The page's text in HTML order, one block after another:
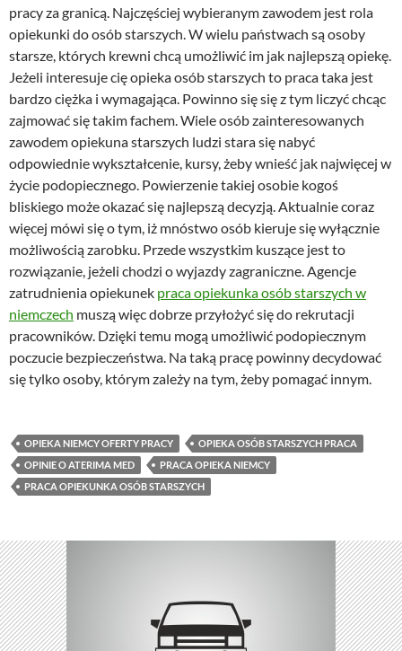
pracy za granicą. Najczęściej wybieranym zawodem jest rola
opiekunki do osób starszych. W wielu państwach są osoby
starsze, których krewni chcą umożliwić im jak najlepszą opiekę.
Jeżeli interesuje cię opieka osób starszych to praca taka jest
bardzo ciężka i wymagająca. Powinno się się z tym liczyć chcąc
zajmować się takim fachem. Wiele osób zainteresowanych
zawodem opiekuna starszych ludzi stara się nabyć
odpowiednie wykształcenie, kursy, żeby wnieść jak najwięcej w
życie podopiecznego. Powierzenie takiej osobie kogoś
bliskiego może okazać się najlepszą decyzją. Aktualnie coraz
więcej mówi się o tym, iż mnóstwo osób kieruje się wyłącznie
możliwością zarobku. Przede wszystkim kuszące jest to
rozwiązanie, jeżeli chodzi o wyjazdy zagraniczne. Agencje
zatrudnienia opiekunek praca opiekunka osób starszych w
niemczech muszą więc dobrze przyłożyć się do rekrutacji
pracowników. Dzięki temu mogą umożliwić podopiecznym
poczucie bezpieczeństwa. Na taką pracę powinny decydować
się tylko osoby, którym zależy na tym, żeby pomagać innym.
OPIEKA NIEMCY OFERTY PRACY
OPIEKA OSÓB STARSZYCH PRACA
OPINIE O ATERIMA MED
PRACA OPIEKA NIEMCY
PRACA OPIEKUNKA OSÓB STARSZYCH